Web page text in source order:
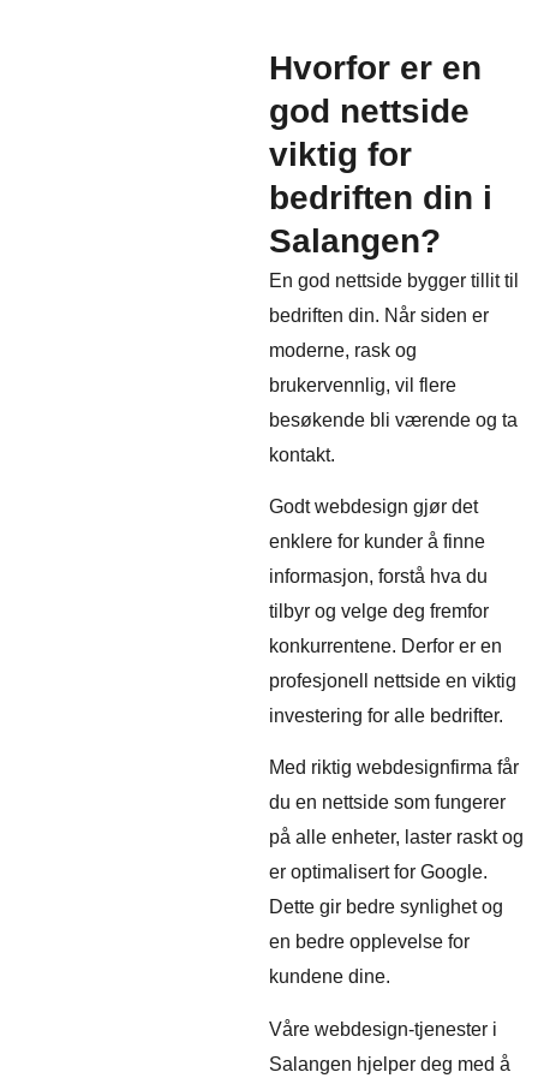
Hvorfor er en
god nettside
viktig for
bedriften din i
Salangen?
En god nettside bygger tillit til
bedriften din. Når siden er
moderne, rask og
brukervennlig, vil flere
besøkende bli værende og ta
kontakt.
Godt webdesign gjør det
enklere for kunder å finne
informasjon, forstå hva du
tilbyr og velge deg fremfor
konkurrentene. Derfor er en
profesjonell nettside en viktig
investering for alle bedrifter.
Med riktig webdesignfirma får
du en nettside som fungerer
på alle enheter, laster raskt og
er optimalisert for Google.
Dette gir bedre synlighet og
en bedre opplevelse for
kundene dine.
Våre webdesign-tjenester i
Salangen hjelper deg med å